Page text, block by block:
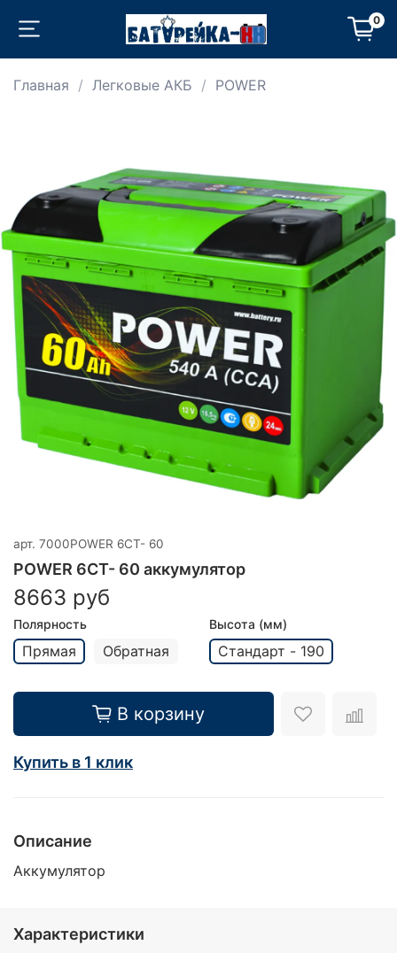
0
Главная Легковые АКБ POWER
арт. 7000POWER 6СТ- 60
POWER 6СТ- 60 аккумулятор
8663 руб
Полярность
Прямая Обратная
Высота (мм)
Стандарт - 190
В корзину
Купить в 1 клик
Описание
Аккумулятор
Характеристики